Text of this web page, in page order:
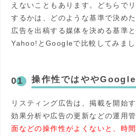
えないこともあります。どちらで
するかは、どのような基準で決め
広告を出稿する媒体を決める基準
Yahoo!とGoogleで比較してみまし
操作性ではややGoogle
リスティング広告は、掲載を開始
効果分析や広告の更新などの運用
面などの操作性がよくないと、時